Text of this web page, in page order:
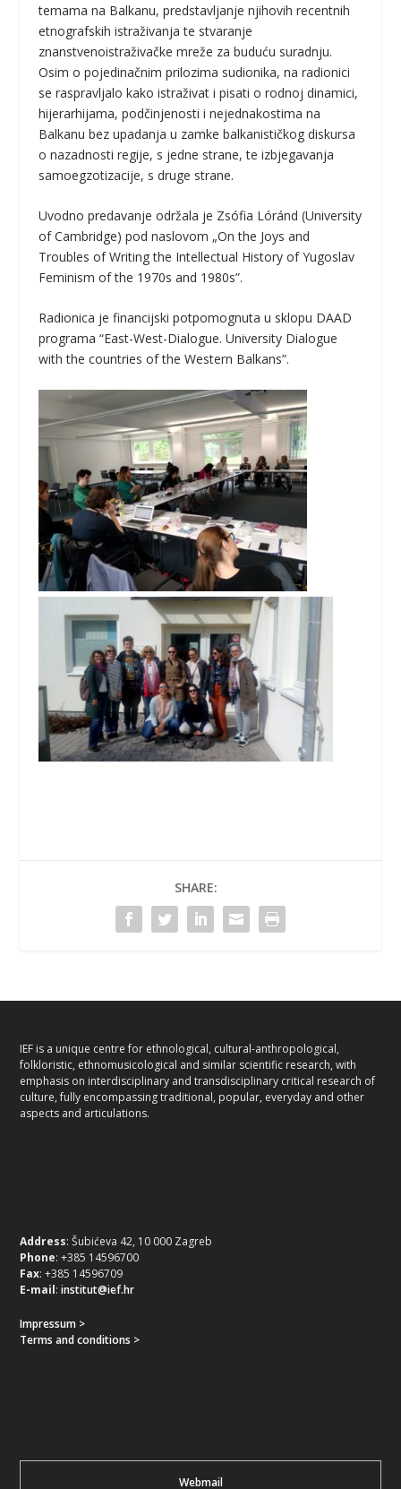
temama na Balkanu, predstavljanje njihovih recentnih
etnografskih istraživanja te stvaranje
znanstvenoistraživačke mreže za buduću suradnju.
Osim o pojedinačnim prilozima sudionika, na radionici
se raspravljalo kako istraživat i pisati o rodnoj dinamici,
hijerarhijama, podčinjenosti i nejednakostima na
Balkanu bez upadanja u zamke balkanističkog diskursa
o nazadnosti regije, s jedne strane, te izbjegavanja
samoegzotizacije, s druge strane.
Uvodno predavanje održala je Zsófia Lóránd (University
of Cambridge) pod naslovom „On the Joys and
Troubles of Writing the Intellectual History of Yugoslav
Feminism of the 1970s and 1980s”.
Radionica je financijski potpomognuta u sklopu DAAD
programa “East-West-Dialogue. University Dialogue
with the countries of the Western Balkans”.
SHARE:
IEF is a unique centre for ethnological, cultural-anthropological,
folkloristic, ethnomusicological and similar scientific research, with
emphasis on interdisciplinary and transdisciplinary critical research of
culture, fully encompassing traditional, popular, everyday and other
aspects and articulations.
Address: Šubićeva 42, 10 000 Zagreb
Phone: +385 14596700
Fax: +385 14596709
E-mail:institut@ief.hr
Impressum >
Terms and conditions >
Webmail